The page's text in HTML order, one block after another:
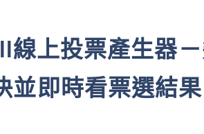
上投票產生器
並即時看票選結果